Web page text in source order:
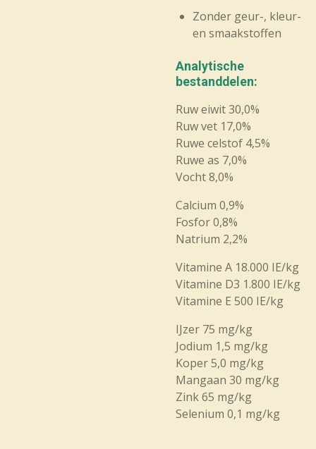
Zonder geur-, kleur-
en smaakstoffen
Analytische
bestanddelen:
Ruw eiwit 30,0%
Ruw vet 17,0%
Ruwe celstof 4,5%
Ruwe as 7,0%
Vocht 8,0%
Calcium 0,9%
Fosfor 0,8%
Natrium 2,2%
Vitamine A 18.000 IE/kg
Vitamine D3 1.800 IE/kg
Vitamine E 500 IE/kg
IJzer 75 mg/kg
Jodium 1,5 mg/kg
Koper 5,0 mg/kg
Mangaan 30 mg/kg
Zink 65 mg/kg
Selenium 0,1 mg/kg